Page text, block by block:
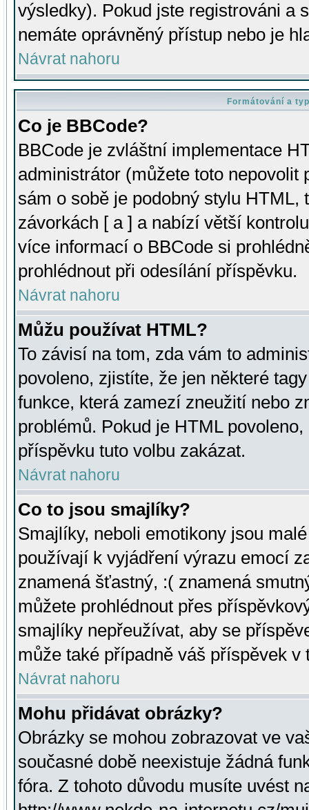
výsledky). Pokud jste registrováni a
nemáte oprávněný přístup nebo je
Návrat nahoru
Formátování a
Co je BBCode?
BBCode je zvláštní implementace
administrátor (můžete toto
sám o sobě je podobný stylu HTML,
závorkách [ a ] a nabízí větší
více informací o BBCode si
prohlédnout při odesílání příspěvku.
Návrat nahoru
Můžu používat HTML?
To závisí na tom, zda vám to
povoleno, zjistíte, že jen některé
funkce, která zamezí zneužití nebo
problémů. Pokud je HTML
příspěvku tuto volbu zakázat.
Návrat nahoru
Co to jsou smajlíky?
Smajlíky, neboli emotikony jsou
používají k vyjádření výrazu emocí
znamená šťastný, :( znamená
můžete prohlédnout přes
smajlíky nepřeužívat, aby se
může také případně váš příspěvek v
Návrat nahoru
Mohu přidávat obrázky?
Obrázky se mohou zobrazovat ve
současné době neexistuje žádná
fóra. Z tohoto důvodu musíte uvést